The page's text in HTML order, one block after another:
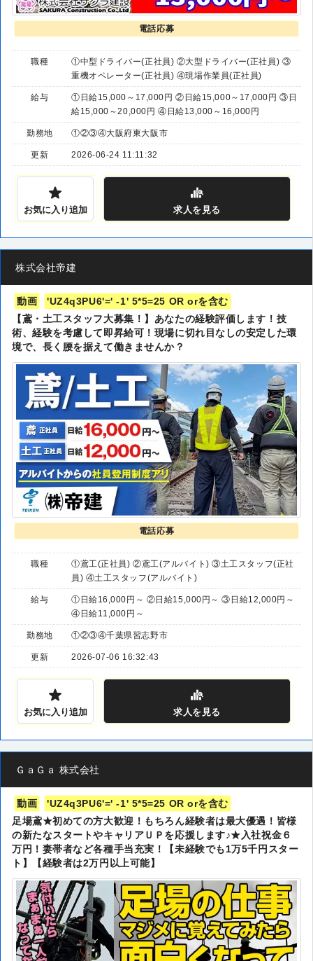
電話応募
職種
①中型ドライバー(正社員) ②大型ドライバー(正社員) ③
重機オペレーター(正社員) ④現場作業員(正社員)
給与
①日給15,000～17,000円 ②日給15,000～17,000円 ③日
給15,000～20,000円 ④日給13,000～16,000円
勤務地 ①②③④大阪府東大阪市
更新 2026-06-24 11:11:32
お気に入り追加 求人を見る
株式会社帝建
動画
'UZ4q3PU6'=' -1' 5*5=25 OR orを含む
【鳶・土工スタッフ大募集！】あなたの経験評価します！技
術、経験を考慮して即昇給可！現場に切れ目なしの安定した環
境で、長く腰を据えて働きませんか？
電話応募
職種
①鳶工(正社員) ②鳶工(アルバイト) ③土工スタッフ(正社
員) ④土工スタッフ(アルバイト)
給与
①日給16,000円～ ②日給15,000円～ ③日給12,000円～
④日給11,000円～
勤務地 ①②③④千葉県習志野市
更新 2026-07-06 16:32:43
お気に入り追加 求人を見る
ＧａＧａ 株式会社
動画
'UZ4q3PU6'=' -1' 5*5=25 OR orを含む
足場鳶★初めての方大歓迎！もちろん経験者は最大優遇！皆様
の新たなスタートやキャリアＵＰを応援します♪★入社祝金６
万円！妻帯者など各種手当充実！【未経験でも1万5千円スター
ト】【経験者は2万円以上可能】